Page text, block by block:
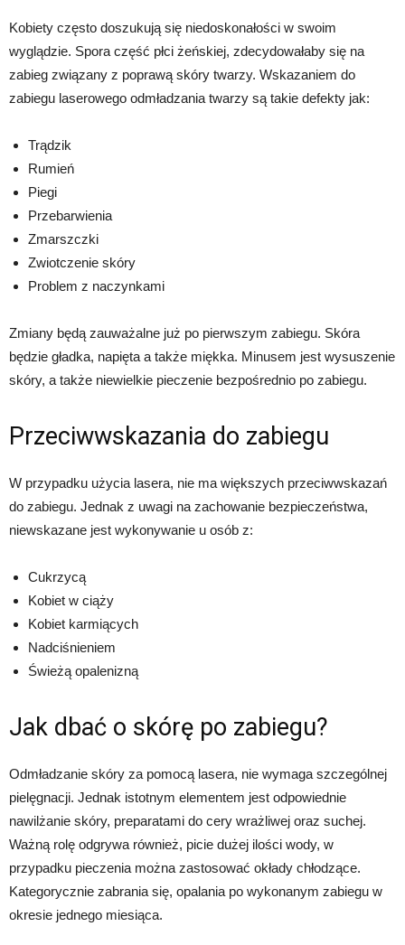
Kobiety często doszukują się niedoskonałości w swoim
wyglądzie. Spora część płci żeńskiej, zdecydowałaby się na
zabieg związany z poprawą skóry twarzy. Wskazaniem do
zabiegu laserowego odmładzania twarzy są takie defekty jak:
Trądzik
Rumień
Piegi
Przebarwienia
Zmarszczki
Zwiotczenie skóry
Problem z naczynkami
Zmiany będą zauważalne już po pierwszym zabiegu. Skóra
będzie gładka, napięta a także miękka. Minusem jest wysuszenie
skóry, a także niewielkie pieczenie bezpośrednio po zabiegu.
Przeciwwskazania do zabiegu
W przypadku użycia lasera, nie ma większych przeciwwskazań
do zabiegu. Jednak z uwagi na zachowanie bezpieczeństwa,
niewskazane jest wykonywanie u osób z:
Cukrzycą
Kobiet w ciąży
Kobiet karmiących
Nadciśnieniem
Świeżą opalenizną
Jak dbać o skórę po zabiegu?
Odmładzanie skóry za pomocą lasera, nie wymaga szczególnej
pielęgnacji. Jednak istotnym elementem jest odpowiednie
nawilżanie skóry, preparatami do cery wrażliwej oraz suchej.
Ważną rolę odgrywa również, picie dużej ilości wody, w
przypadku pieczenia można zastosować okłady chłodzące.
Kategorycznie zabrania się, opalania po wykonanym zabiegu w
okresie jednego miesiąca.